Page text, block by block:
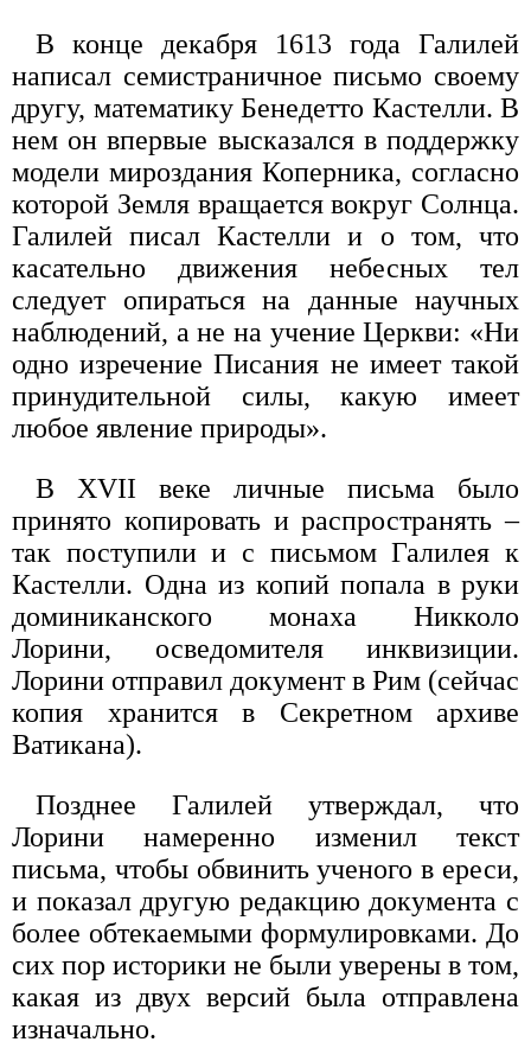
В конце декабря 1613 года Галилей
написал семистраничное письмо своему
другу, математику Бенедетто Кастелли. В
нем он впервые высказался в поддержку
модели мироздания Коперника, согласно
которой Земля вращается вокруг Солнца.
Галилей писал Кастелли и о том, что
касательно движения небесных тел
следует опираться на данные научных
наблюдений, а не на учение Церкви: «Ни
одно изречение Писания не имеет такой
принудительной силы, какую имеет
любое явление природы».
В XVII веке личные письма было
принято копировать и распространять –
так поступили и с письмом Галилея к
Кастелли. Одна из копий попала в руки
доминиканского монаха Никколо
Лорини, осведомителя инквизиции.
Лорини отправил документ в Рим (сейчас
копия хранится в Секретном архиве
Ватикана).
Позднее Галилей утверждал, что
Лорини намеренно изменил текст
письма, чтобы обвинить ученого в ереси,
и показал другую редакцию документа с
более обтекаемыми формулировками. До
сих пор историки не были уверены в том,
какая из двух версий была отправлена
изначально.